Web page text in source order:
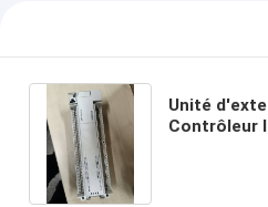
Unité
Contrôleur